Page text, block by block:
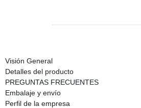
Visión General
Detalles del producto
PREGUNTAS FRECUENTES
Embalaje y envío
Perfil de la empresa